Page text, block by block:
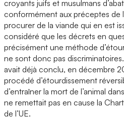
croyants juifs et musulmans
conformément aux préceptes de
procurer de la viande qui en est
considéré que les décrets en
précisément une méthode
ne sont donc pas
avait déjà conclu, en décembre
procédé d’étourdissement
d’entraîner la mort de l’animal
ne remettait pas en cause la
de l’UE.